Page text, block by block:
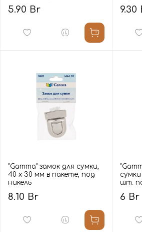
5.90 Br 9.30
"Gamma" замок для сумки,
40 х 30 мм в пакете, под
никель
8.10 Br
шт.
6 Br